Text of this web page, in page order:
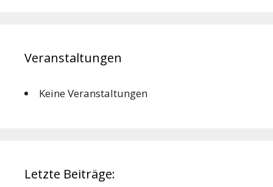
Veranstaltungen
Keine Veranstaltungen
Letzte Beiträge: